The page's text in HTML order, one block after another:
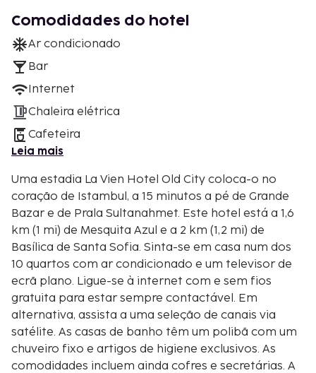
Comodidades do hotel
Ar condicionado
Bar
Internet
Chaleira elétrica
Cafeteira
Leia mais
Uma estadia La Vien Hotel Old City coloca-o no
coração de Istambul, a 15 minutos a pé de Grande
Bazar e de Prala Sultanahmet. Este hotel está a 1,6
km (1 mi) de Mesquita Azul e a 2 km (1,2 mi) de
Basílica de Santa Sofia. Sinta-se em casa num dos
10 quartos com ar condicionado e um televisor de
ecrã plano. Ligue-se à internet com e sem fios
gratuita para estar sempre contactável. Em
alternativa, assista a uma seleção de canais via
satélite. As casas de banho têm um polibã com um
chuveiro fixo e artigos de higiene exclusivos. As
comodidades incluem ainda cofres e secretárias. A